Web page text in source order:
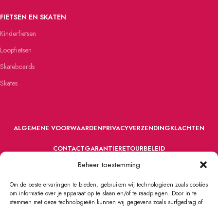
Beheer toestemming
Om de beste ervaringen te bieden, gebruiken wij technologieën zoals cookies
om informatie over je apparaat op te slaan en/of te raadplegen. Door in te
stemmen met deze technologieën kunnen wij gegevens zoals surfgedrag of
FIETSEN EN SKATEN
Kinderfietsen
Loopfietsen
Skateboards
Skates
ALGEMENE VOORWAARDENPRIVACYVERZENDINGKLACHTEN
CONTACTGARANTIERETOURBELEID